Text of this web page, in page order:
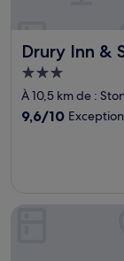
Drury Inn &
Drury Inn &
Hébergement
3.0 étoiles
À 10,5 km de :
9.6
9,6/10